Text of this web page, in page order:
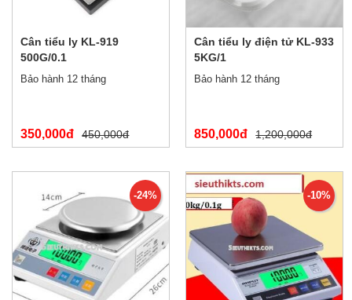
Cân tiểu ly KL-919
500G/0.1
Bảo hành 12 tháng
350,000đ 450,000đ
Cân tiểu ly điện tử KL-933
5KG/1
Bảo hành 12 tháng
850,000đ 1,200,000đ
-24% -10%